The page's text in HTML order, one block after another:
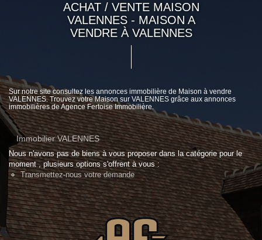
ACHAT / VENTE MAISON
VALENNES - MAISON A
VENDRE À VALENNES
Sur notre site consultez les annonces immobilière de Maison à vendre
VALENNES. Trouvez votre Maison sur VALENNES grâce aux annonces
immobilières de Agence Fertoise Immobilière.
Immobilier VALENNES
Nous n'avons pas de biens à vous proposer dans la catégorie pour le
moment , plusieurs options s'offrent à vous :
Transmettez-nous votre demande